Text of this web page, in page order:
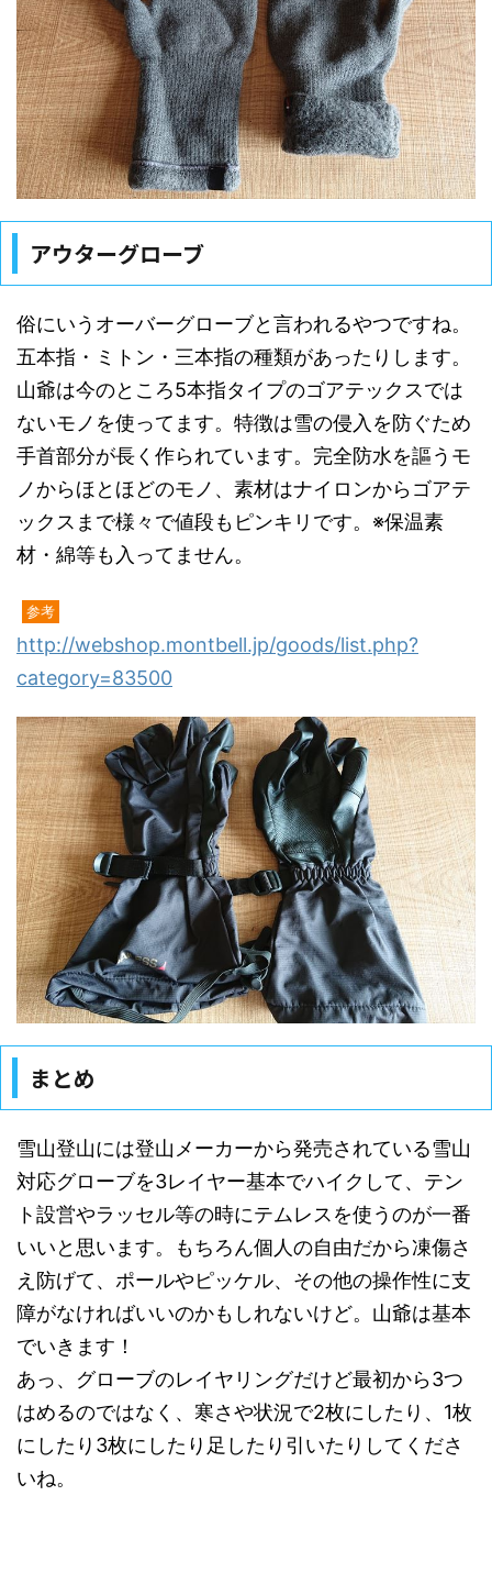
アウターグローブ
俗にいうオーバーグローブと言われるやつですね。
五本指・ミトン・三本指の種類があったりします。
山爺は今のところ5本指タイプのゴアテックスでは
ないモノを使ってます。特徴は雪の侵入を防ぐため
手首部分が長く作られています。完全防水を謳うモ
ノからほとほどのモノ、素材はナイロンからゴアテ
ックスまで様々で値段もピンキリです。※保温素
材・綿等も入ってません。
参考
http://webshop.montbell.jp/goods/list.php?
category=83500
まとめ
雪山登山には登山メーカーから発売されている雪山
対応グローブを3レイヤー基本でハイクして、テン
ト設営やラッセル等の時にテムレスを使うのが一番
いいと思います。もちろん個人の自由だから凍傷さ
え防げて、ポールやピッケル、その他の操作性に支
障がなければいいのかもしれないけど。山爺は基本
でいきます！
あっ、グローブのレイヤリングだけど最初から3つ
はめるのではなく、寒さや状況で2枚にしたり、1枚
にしたり3枚にしたり足したり引いたりしてくださ
いね。